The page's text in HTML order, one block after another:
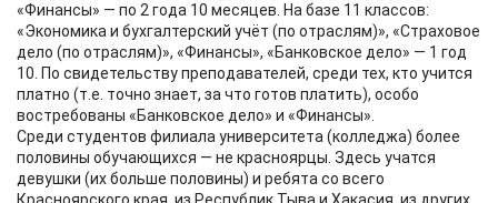
«Финансы» — по 2 года 10 месяцев. На базе 11 классов:
«Экономика и бухгалтерский учёт (по отраслям)», «Страховое
дело (по отраслям)», «Финансы», «Банковское дело» — 1 год
10. По свидетельству преподавателей, среди тех, кто учится
платно (т.е. точно знает, за что готов платить), особо
востребованы «Банковское дело» и «Финансы».
Среди студентов филиала университета (колледжа) более
половины обучающихся — не красноярцы. Здесь учатся
девушки (их больше половины) и ребята со всего